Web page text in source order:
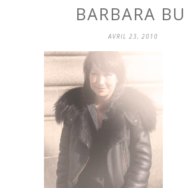
BARBARA
AVRIL 23, 2010